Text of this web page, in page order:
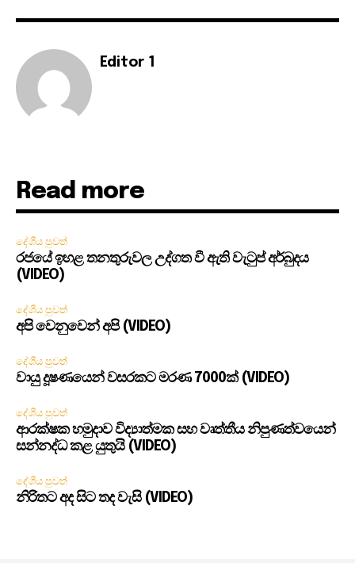
Editor 1
Read more
දේශීය පුවත්
රජයේ ඉහළ තනතුරුවල උද්ගත වී ඇති වැටුප් අර්බුදය
(VIDEO)
දේශීය පුවත්
අපි වෙනුවෙන් අපි (VIDEO)
දේශීය පුවත්
වායු දූෂණයෙන් වසරකට මරණ 7000ක් (VIDEO)
දේශීය පුවත්
ආරක්ෂක හමුදාව විද්‍යාත්මක සහ වෘත්තීය නිපුණත්වයෙන්
සන්නද්ධ කළ යුතුයි (VIDEO)
දේශීය පුවත්
නිරිතට අද සිට තද වැසි (VIDEO)